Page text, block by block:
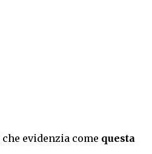
che evidenzia come questa